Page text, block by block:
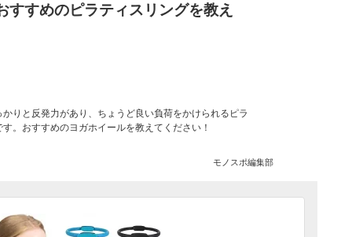
すすめのピラティスリングを教え
りと反発力があり、ちょうど良い負荷をかけられるピラ
。おすすめのヨガホイールを教えてください！
モノスポ編集部